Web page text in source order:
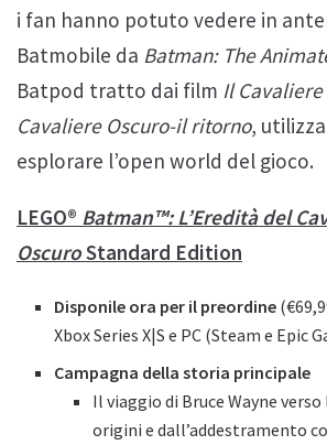
i fan hanno potuto vedere in
Batmobile da Batman: The
Batpod tratto dai film Il
Cavaliere Oscuro-il ritorno,
esplorare l’open world del gioco.
LEGO® Batman™: L’Eredità del
OscuroStandard Edition
Disponile ora per il preordine
Xbox Series X|S e PC (Steam e Epic
Campagna della storia principale
Il viaggio di Bruce Wayne
origini e dall’addestramento